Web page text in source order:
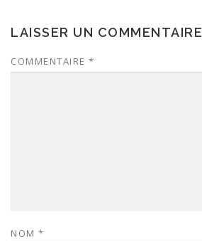
LAISSER UN COMMENTAIRE
COMMENTAIRE *
NOM *